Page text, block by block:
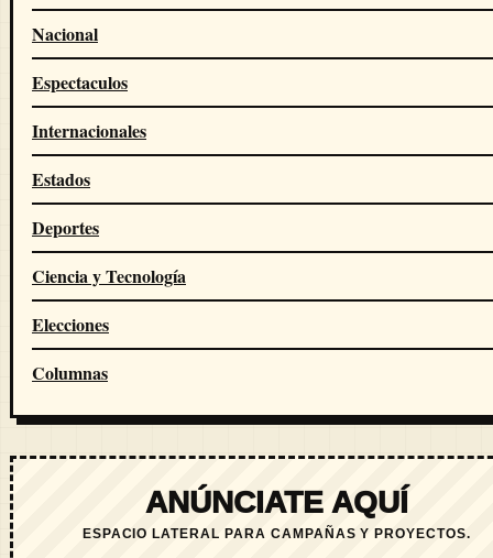
Nacional
Espectaculos
Internacionales
Estados
Deportes
Ciencia y Tecnología
Elecciones
Columnas
ANÚNCIATE AQUÍ
ESPACIO LATERAL PARA CAMPAÑAS Y PROYECTOS.